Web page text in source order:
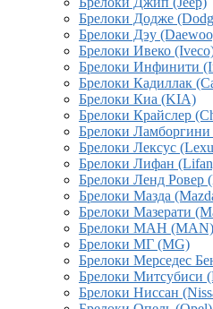
Брелоки Додже
Брелоки Дэу
Брелоки Ивеко
Брелоки Инфинити
Брелоки Кадиллак
Брелоки Киа (KIA)
Брелоки Крайслер
Брелоки
Брелоки Лексус
Брелоки Лифан
Брелоки Ленд Ровер
Брелоки Мазда
Брелоки Мазерати
Брелоки МАН (MAN)
Брелоки МГ (MG)
Брелоки Мерседес
Брелоки Митсубиси
Брелоки Ниссан